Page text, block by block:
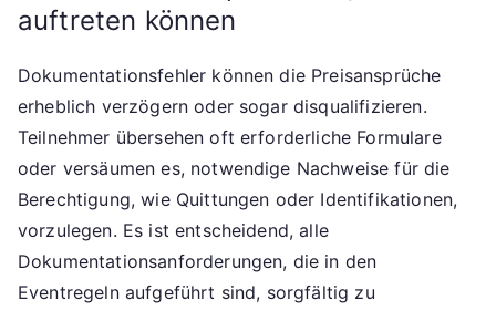
auftreten können
Dokumentationsfehler können die Preisansprüche
erheblich verzögern oder sogar disqualifizieren.
Teilnehmer übersehen oft erforderliche Formulare
oder versäumen es, notwendige Nachweise für die
Berechtigung, wie Quittungen oder Identifikationen,
vorzulegen. Es ist entscheidend, alle
Dokumentationsanforderungen, die in den
Eventregeln aufgeführt sind, sorgfältig zu